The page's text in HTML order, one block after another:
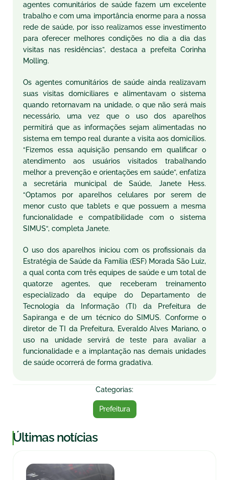
agentes comunitários de saúde fazem um excelente
trabalho e com uma importância enorme para a nossa
rede de saúde, por isso realizamos esse investimento
para oferecer melhores condições no dia a dia das
visitas nas residências”, destaca a prefeita Corinha
Molling.
Os agentes comunitários de saúde ainda realizavam
suas visitas domiciliares e alimentavam o sistema
quando retornavam na unidade, o que não será mais
necessário, uma vez que o uso dos aparelhos
permitirá que as informações sejam alimentadas no
sistema em tempo real durante a visita aos domicílios.
“Fizemos essa aquisição pensando em qualificar o
atendimento aos usuários visitados trabalhando
melhor a prevenção e orientações em saúde”, enfatiza
a secretária municipal de Saúde, Janete
Hess.
“Optamos por aparelhos celulares por serem de
menor custo quetablets e que possuem a mesma
funcionalidade e compatibilidade com o sistema
SIMUS“, completa Janete.
O uso dos aparelhos iniciou com os profissionais da
Estratégia de Saúde da Família (ESF) Morada São Luiz,
a qual conta com três equipes de saúde e um total de
quatorze agentes, que receberam treinamento
especializado da equipe do
Departamento
de
Tecnologia da Informação (TI) da Prefeitura de
Sapiranga e de um técnico doSIMUS. Conforme o
diretor de TI da Prefeitura, Everaldo Alves Mariano, o
uso na unidade servirá de teste para avaliar a
funcionalidade e a implantação nas demais unidades
de saúde ocorrerá de forma gradativa.
Categorias:
Prefeitura
|Últimas notícias